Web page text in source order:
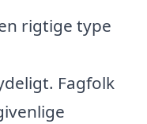
rigtige type
Fagfolk